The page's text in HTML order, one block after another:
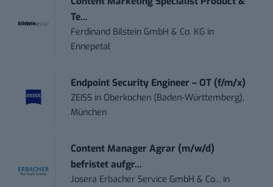
Te...
Ferdinand Bilstein GmbH & Co. KG in
Ennepetal
Endpoint Security Engineer – OT (f/m/x)
ZEISS in Oberkochen (Baden-Württemberg),
München
Content Manager Agrar (m/w/d)
befristet aufgr...
Josera Erbacher Service GmbH & Co... in